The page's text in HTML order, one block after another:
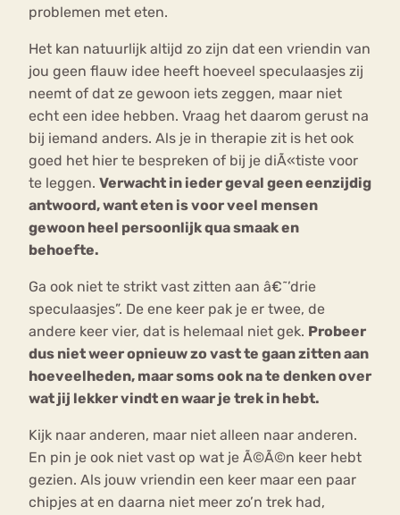
problemen met eten.
Het kan natuurlijk altijd zo zijn dat een vriendin van
jou geen flauw idee heeft hoeveel speculaasjes zij
neemt of dat ze gewoon iets zeggen, maar niet
echt een idee hebben. Vraag het daarom gerust na
bij iemand anders. Als je in therapie zit is het ook
goed het hier te bespreken of bij je diÃ«tiste voor
te leggen. Verwacht in ieder geval geen eenzijdig
antwoord, want eten is voor veel mensen
gewoon heel persoonlijk qua smaak en
behoefte.
Ga ook niet te strikt vast zitten aan â€˜’drie
speculaasjes”. De ene keer pak je er twee, de
andere keer vier, dat is helemaal niet gek. Probeer
dus niet weer opnieuw zo vast te gaan zitten aan
hoeveelheden, maar soms ook na te denken over
wat jij lekker vindt en waar je trek in hebt.
Kijk naar anderen, maar niet alleen naar anderen.
En pin je ook niet vast op wat je Ã©Ã©n keer hebt
gezien. Als jouw vriendin een keer maar een paar
chipjes at en daarna niet meer zo’n trek had,